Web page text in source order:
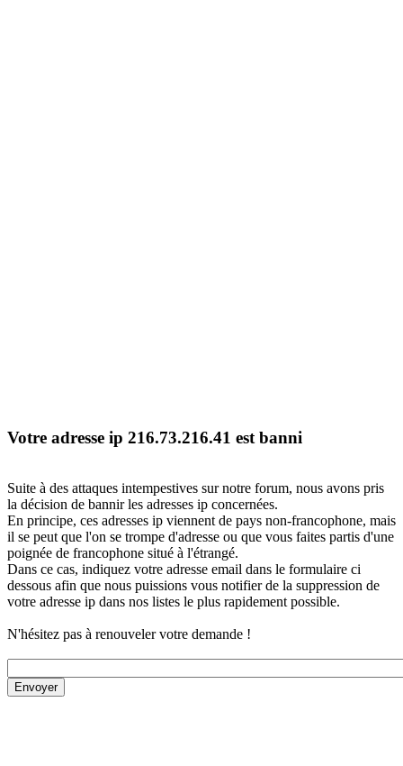
Votre adresse ip 216.73.216.41 est banni
Suite à des attaques intempestives sur notre forum, nous avons pris
la décision de bannir les adresses ip concernées.
En principe, ces adresses ip viennent de pays non-francophone, mais
il se peut que l'on se trompe d'adresse ou que vous faites partis d'une
poignée de francophone situé à l'étrangé.
Dans ce cas, indiquez votre adresse email dans le formulaire ci
dessous afin que nous puissions vous notifier de la suppression de
votre adresse ip dans nos listes le plus rapidement possible.
N'hésitez pas à renouveler votre demande !